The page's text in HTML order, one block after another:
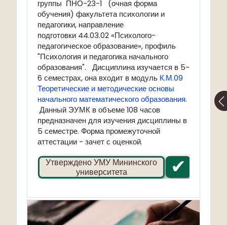
группы ПНО-23-1 (очная форма
обучения) факультета психологии и
педагогики, направление
подготовки 44.03.02 «Психолого-
педагогическое образование», профиль
"Психология и педагогика начального
образования".
Дисциплина изучается в 5-
6 семестрах, она входит в модуль К.М.09
Теоретические и методические основы
начального математического образования.
Данный ЭУМК в объеме 108 часов
предназначен для изучения дисциплины в
5 семестре. Форма промежуточной
аттестации - зачет с оценкой.
Утверждено УМУ Мининского
университета
✔